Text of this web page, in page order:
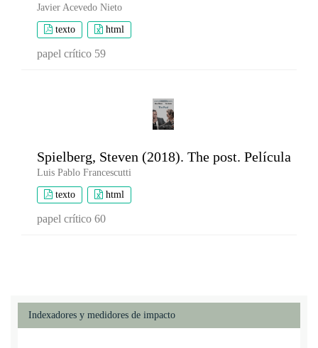
Javier Acevedo Nieto
texto html
papel crítico 59
Spielberg, Steven (2018). The post. Película
Luis Pablo Francescutti
texto html
papel crítico 60
Indexadores y medidores de impacto